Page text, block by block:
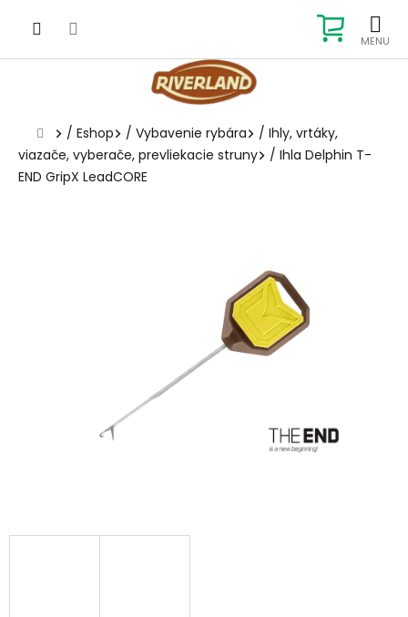
KOŠÍK
Domov
/ Eshop / Vybavenie rybára / Ihly, vrtáky,
viazače, vyberače, prevliekacie struny
/ Ihla Delphin T-
END GripX LeadCORE